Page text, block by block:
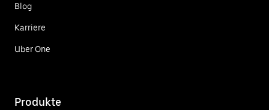
Blog
Karriere
Uber One
Produkte